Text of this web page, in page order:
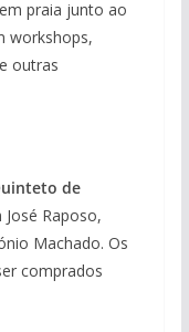
praia junto ao
workshops,
outras
de
Raposo,
Machado. Os
comprados